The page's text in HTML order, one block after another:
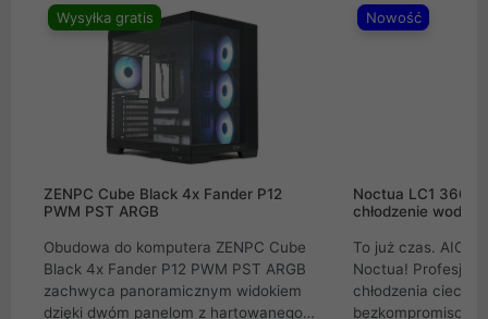
Wysyłka gratis
ZENPC Cube Black 4x Fander P12
PWM PST ARGB
Obudowa do komputera ZENPC Cube
Black 4x Fander P12 PWM PST ARGB
zachwyca panoramicznym widokiem
dzięki dwóm panelom z hartowanego
Nowość
Noctua LC1
chłodzenie wodne
To już czas. AIO
Noctua!
chłodzenia cieczą